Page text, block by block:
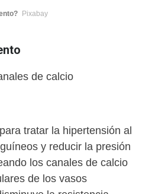
Pixabay
de calcio
tratar la hipertensión al
y reducir la presión
los canales de calcio
de los vasos